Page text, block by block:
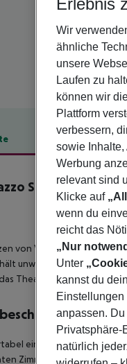
Sant' Angelo
4
von Venedig, direkt am
unweit vom Hotel (ca.
Theater La Fence sind
eingerichteten Zimmer
Zimmern ein
Wir
ähnliche
unsere
Laufen zu
können wir
Plattform
verbessern,
sowie Inhalte,
Werbung
relevant sind
Klicke auf
wenn du
reicht das
„Nur
Unter
kannst du
Einstellungen
anpassen.
Privatsphäre-
natürlich